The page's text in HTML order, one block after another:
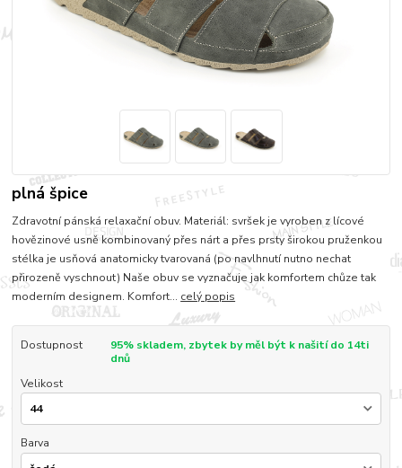
plná špice
Zdravotní pánská relaxační obuv. Materiál: svršek je vyroben z lícové
hovězinové usně kombinovaný přes nárt a přes prsty širokou pruženkou
stélka je usňová anatomicky tvarovaná (po navlhnutí nutno nechat
přirozeně vyschnout) Naše obuv se vyznačuje jak komfortem chůze tak
moderním designem. Komfort... celý popis
Dostupnost
95% skladem, zbytek by měl být k našití do 14ti
dnů
Velikost
Barva